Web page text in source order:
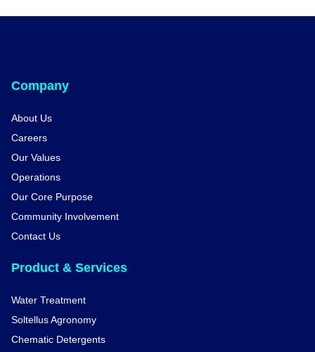
Company
About Us
Careers
Our Values
Operations
Our Core Purpose
Community Involvement
Contact Us
Product & Services
Water Treatment
Soltellus Agronomy
Chematic Detergents